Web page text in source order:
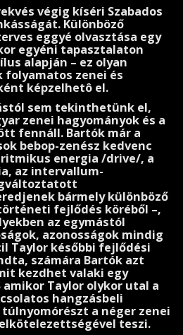
végig kíséri Szabados
Különböző
eggyé olvasztása egy
egyéni tapasztala­ton
alapján – ez olyan
folyamatos zenei és
képzelhetô el.
sem tekinthetünk el,
zenei hagyományok és a
fennáll. Bartók már a
bebop-zenész kedvenc
energia /drive/, a
az intervallum-
bár­mely különböző
fejlődés köréből –,
az egymástól
azo­nosságok mindig
Taylor későbbi fejlődési
számára Bartók azt
kezdhet valaki egy
amikor Taylor olykor utal a
hangzásbeli
a néger zenei
teszi.